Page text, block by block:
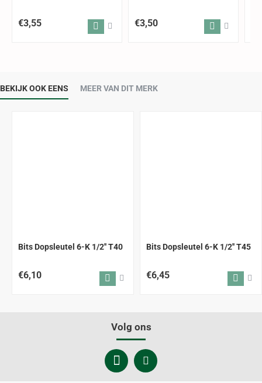
€3,55 €3,50
BEKIJK OOK EENS MEER VAN DIT MERK
Bits Dopsleutel 6-K 1/2'' T40
€6,10
Bits Dopsleutel 6-K 1/2'' T45
€6,45
Volg ons